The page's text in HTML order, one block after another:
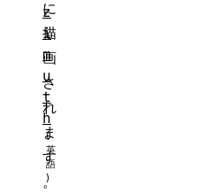
に
描
画
さ
れ
ま
す
。
z
i
m
u
t
h